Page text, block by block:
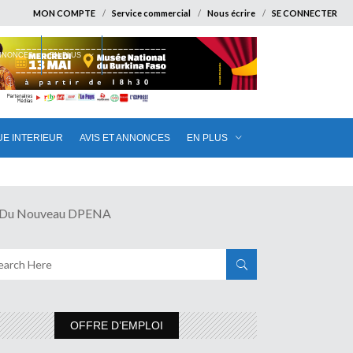
MON COMPTE Service commercial Nous écrire SE CONNECTER
INTERIEUR AVIS ET ANNONCES EN PLUS
EN PLUS
Nouveau DPENA
OFFRE D’EMPLOI